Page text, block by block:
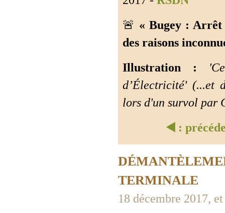
🚨 « Bugey : Arrêt
des raisons
Illustration :
d’Électricité' (...et
lors d'un survol par
◀️ :
TERMINALE
18 décembre 2017,